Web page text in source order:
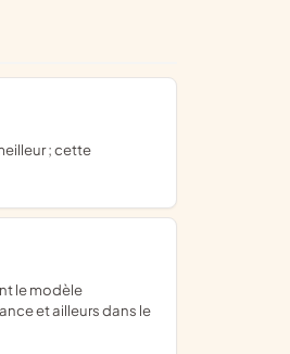
et ailleurs dans le